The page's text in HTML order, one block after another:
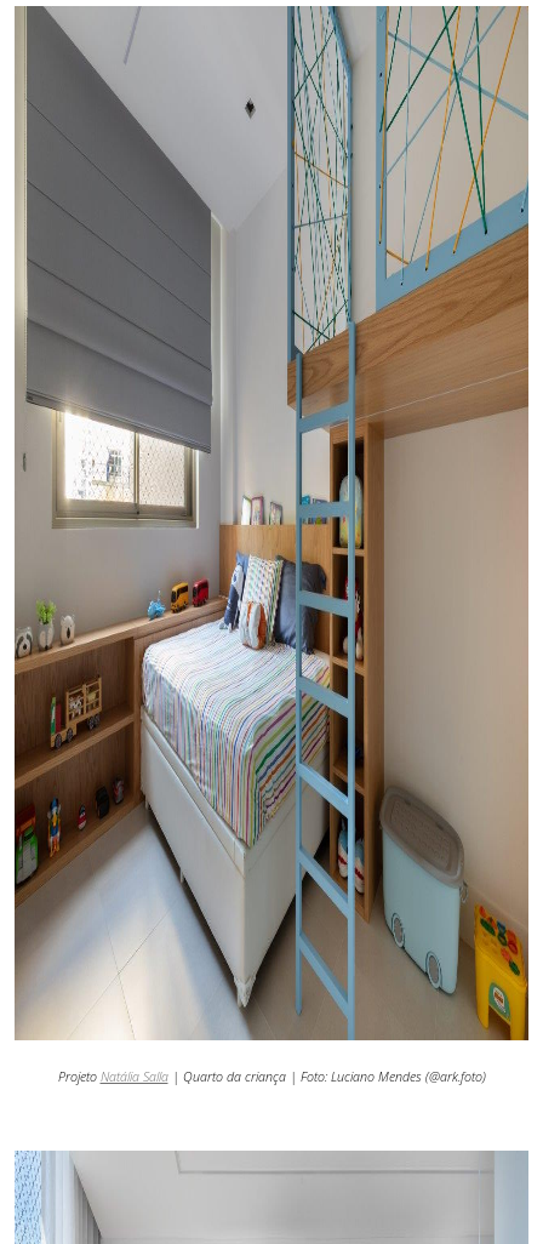
Projeto Natália Salla| Quarto da criança | Foto: Luciano Mendes (@ark.foto)